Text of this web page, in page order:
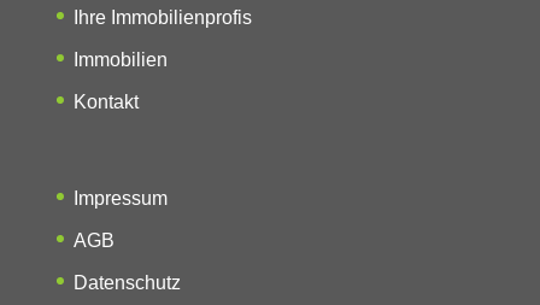
Ihre Immobilienprofis
Immobilien
Kontakt
Impressum
AGB
Datenschutz